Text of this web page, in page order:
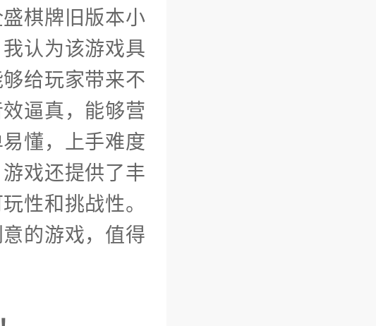
棋牌旧版本小
认为该游戏具
给玩家带来不
逼真，能够营
懂，上手难度
戏还提供了丰
性和挑战性。
的游戏，值得